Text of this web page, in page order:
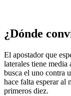
¿Dónde
El apostador que
laterales tiene media
busca el uno contra
hace falta esperar al
primeros diez.